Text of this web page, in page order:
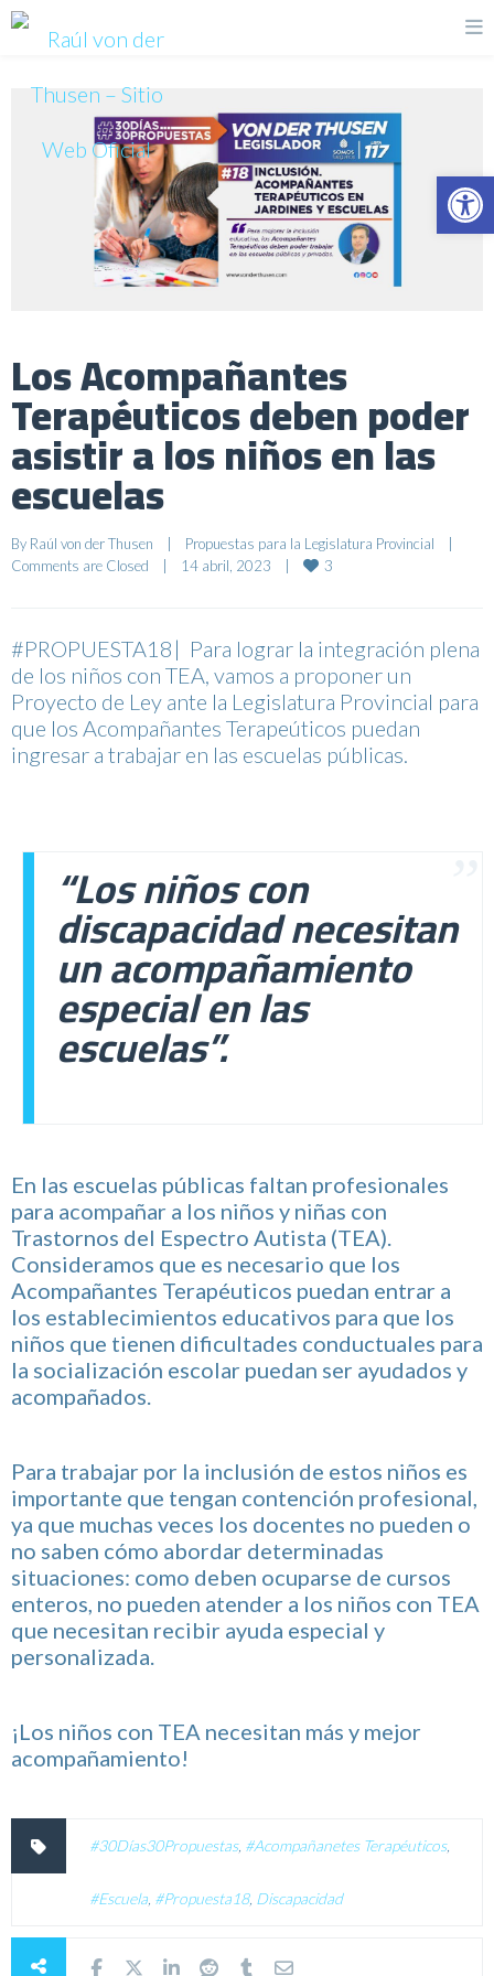
Los Acompañantes
Terapéuticos deben poder
asistir a los niños en las
escuelas
By Raúl von der Thusen | Propuestas para la Legislatura Provincial
|
Comments are Closed
| 14 abril, 2023 | 3
#PROPUESTA18| Para lograr la integración plena
de los niños con TEA, vamos a proponer un
Proyecto de Ley ante la Legislatura Provincial para
que los Acompañantes Terapeúticos puedan
ingresar a trabajar en las escuelas públicas.
“Los niños con
discapacidad necesitan
un acompañamiento
especial en las
escuelas”.
En las escuelas públicas faltan profesionales
para acompañar a los niños y niñas con
Trastornos del Espectro Autista (TEA).
Consideramos que es necesario que los
Acompañantes Terapéuticos puedan entrar a
los establecimientos educativos para que los
niños que tienen dificultades conductuales para
la socialización escolar puedan ser ayudados y
acompañados.
Para trabajar por la inclusión de estos niños es
importante que tengan contención profesional,
ya que muchas veces los docentes no pueden o
no saben cómo abordar determinadas
situaciones: como deben ocuparse de cursos
enteros, no pueden atender a los niños con TEA
que necesitan recibir ayuda especial y
personalizada.
¡Los niños con TEA necesitan más y mejor
acompañamiento!
#30Días30Propuestas, #Acompañanetes Terapéuticos,
#Escuela #Propuesta18, Discapacidad